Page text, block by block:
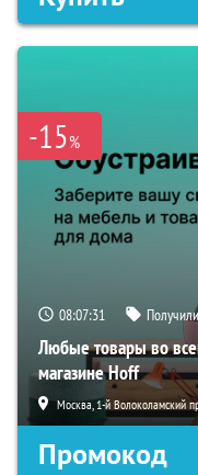
-15%
08:07:30
Любые товары во
магазине Hoff
Москва, 1-й Волоколамский
Промокод